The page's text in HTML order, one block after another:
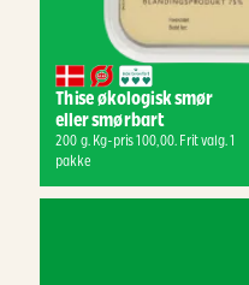
Thise økologisk smør
eller smørbart
200 g. Kg-pris 100,00. Frit valg. 1
pakke